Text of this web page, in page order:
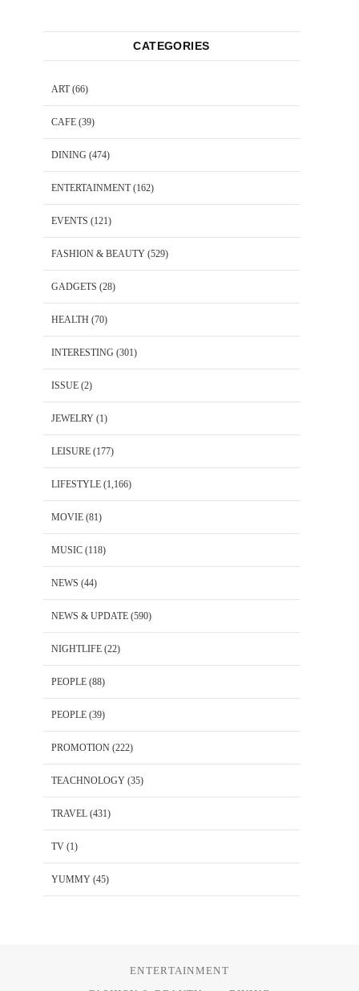
CATEGORIES
ART(66)
CAFE (39)
DINING (474)
ENTERTAINMENT(162)
EVENTS (121)
FASHION & BEAUTY (529)
GADGETS (28)
HEALTH (70)
INTERESTING (301)
ISSUE (2)
JEWELRY (1)
LEISURE (177)
LIFESTYLE (1,166)
MOVIE (81)
MUSIC (118)
NEWS (44)
NEWS & UPDATE (590)
NIGHTLIFE (22)
PEOPLE (88)
PEOPLE (39)
PROMOTION (222)
TEACHNOLOGY (35)
TRAVEL (431)
TV (1)
YUMMY (45)
ENTERTAINMENT